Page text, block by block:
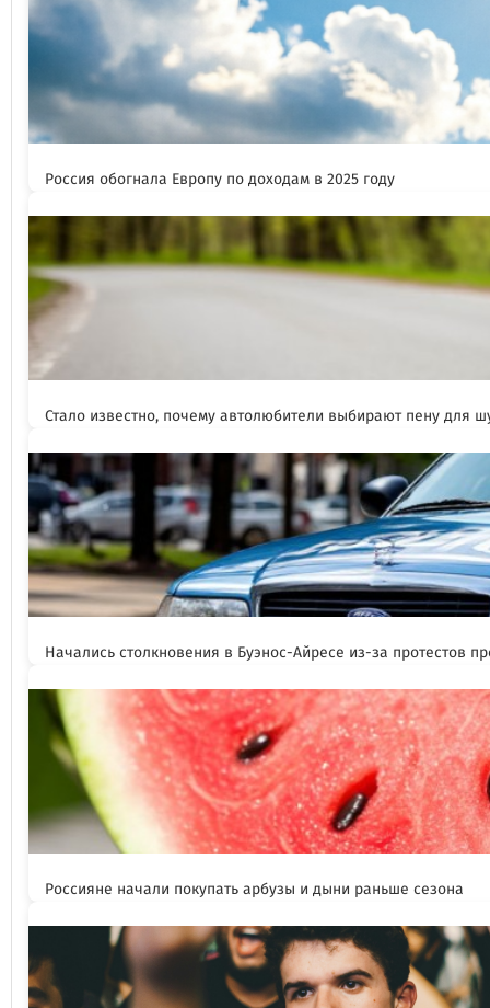
Россия обогнала Европу по доходам в 2025 году
Стало известно, почему автолюбители выбирают пену для
Начались столкновения в Буэнос-Айресе из-за протестов
Россияне начали покупать арбузы и дыни раньше сезона